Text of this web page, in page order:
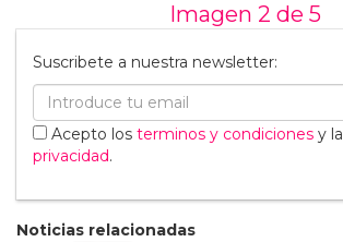
Imagen 2 de 5
Suscribete a nuestra newsletter:
Acepto los terminos y condiciones y la
privacidad.
Noticias relacionadas